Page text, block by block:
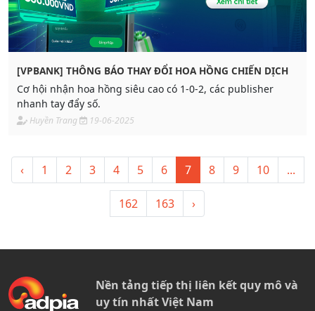
[VPBANK] THÔNG BÁO THAY ĐỔI HOA HỒNG CHIẾN DỊCH
Cơ hội nhận hoa hồng siêu cao có 1-0-2, các publisher
nhanh tay đẩy số.
Huyền Trang 19-06-2025
‹ 1 2 3 4 5 6 7 8 9 10 ...
162 163 ›
Nền tảng tiếp thị liên kết quy mô và
uy tín nhất Việt Nam